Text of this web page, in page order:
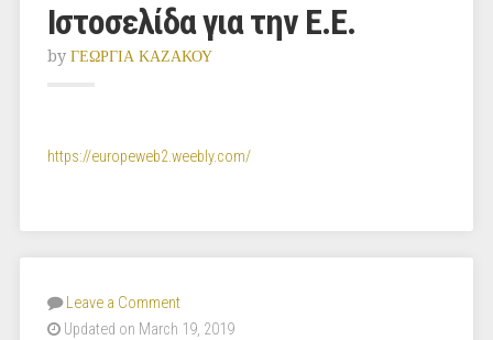
Ιστοσελίδα για την Ε.Ε.
by ΓΕΩΡΓΙΑ ΚΑΖΑΚΟΥ
https://europeweb2.weebly.com/
Leave a Comment
Updated on March 19, 2019